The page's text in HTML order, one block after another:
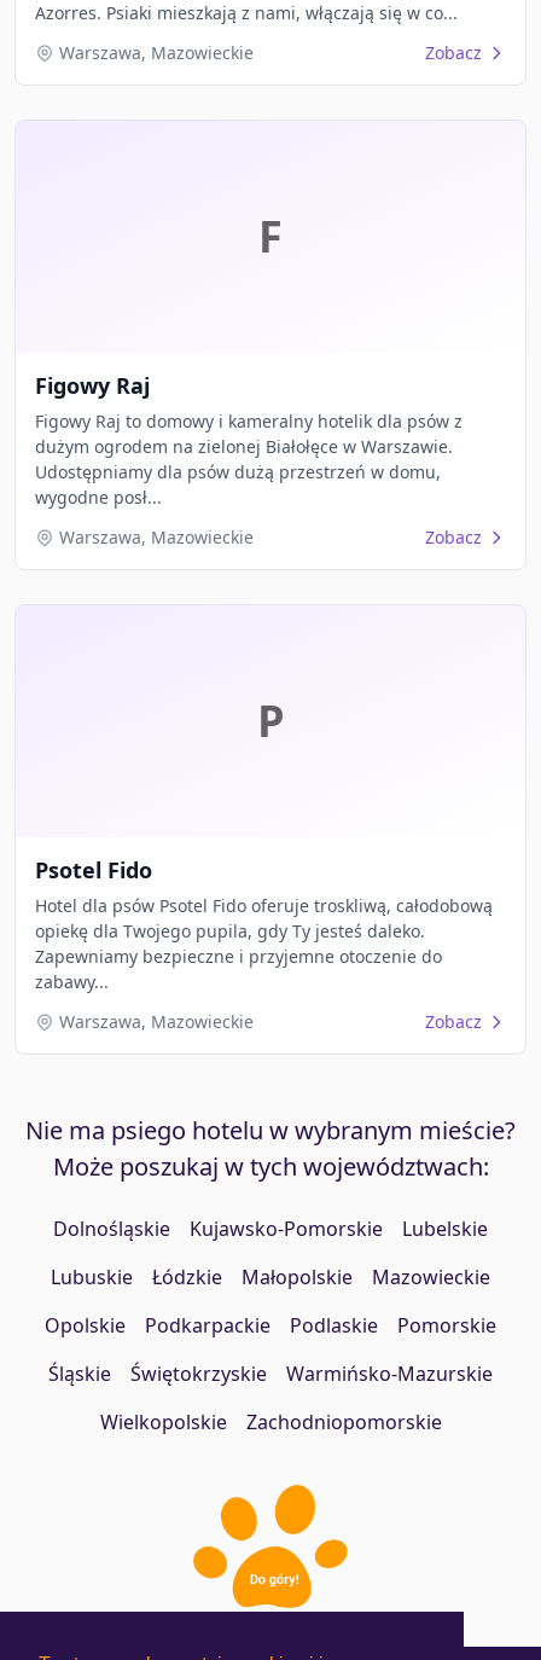
Azorres. Psiaki mieszkają z nami, włączają się w co...
Warszawa, Mazowieckie
Zobacz
F
Figowy Raj
Figowy Raj to domowy i kameralny hotelik dla psów z
dużym ogrodem na zielonej Białołęce w Warszawie.
Udostępniamy dla psów dużą przestrzeń w domu,
wygodne posł...
Warszawa, Mazowieckie
Zobacz
P
Psotel Fido
Hotel dla psów Psotel Fido oferuje troskliwą, całodobową
opiekę dla Twojego pupila, gdy Ty jesteś daleko.
Zapewniamy bezpieczne i przyjemne otoczenie do
zabawy...
Warszawa, Mazowieckie
Zobacz
Nie ma psiego hotelu w wybranym mieście?
Może poszukaj w tych województwach:
Dolnośląskie Kujawsko-Pomorskie
Lubelskie
Lubuskie
Łódzkie Małopolskie
Mazowieckie
Opolskie
Podkarpackie Podlaskie
Pomorskie
Śląskie
Świętokrzyskie
Warmińsko-Mazurskie
Wielkopolskie
Zachodniopomorskie